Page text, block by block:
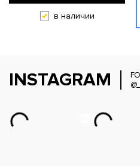
в наличии
INSTAGRAM